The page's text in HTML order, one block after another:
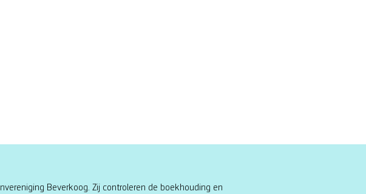
Beverkoog. Zij controleren de boekhouding en